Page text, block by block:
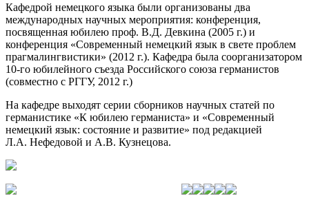
Кафедрой немецкого языка были организованы два
международных научных мероприятия: конференция,
посвященная юбилею проф. В.Д. Девкина (2005 г.) и
конференция «Современный немецкий язык в свете проблем
прагмалингвистики» (2012 г.). Кафедра была соорганизатором
10-го юбилейного съезда Российского союза германистов
(совместно с РГГУ, 2012 г.)
На кафедре выходят серии сборников научных статей по
германистике «К юбилею германиста» и «Современный
немецкий язык: состояние и развитие» под редакцией
Л.А. Нефедовой и А.В. Кузнецова.